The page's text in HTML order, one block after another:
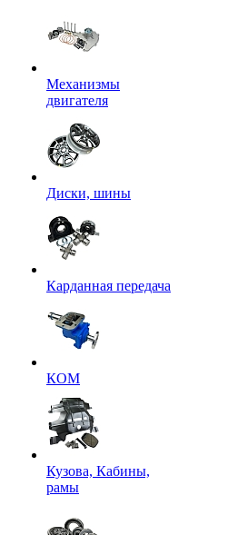
Механизмы
двигателя
Диски, шины
Карданная передача
КОМ
Кузова, Кабины,
рамы